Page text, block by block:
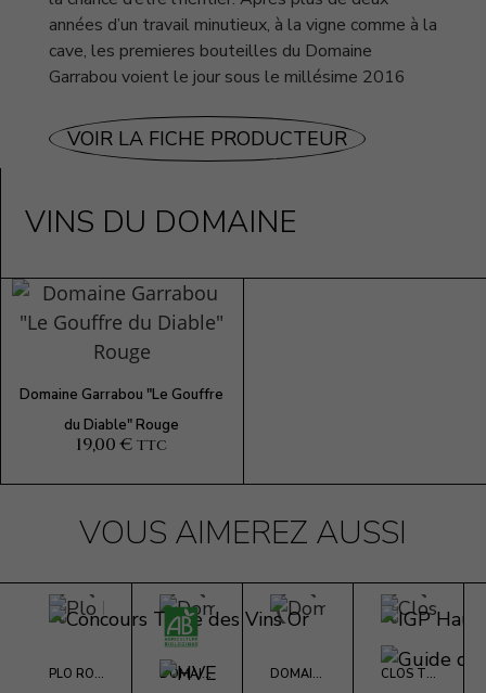
années d’un travail minutieux, à la vigne comme à la
cave, les premieres bouteilles du Domaine
Garrabou voient le jour sous le millésime 2016
VOIR LA FICHE PRODUCTEUR
VINS DU DOMAINE
Domaine Garrabou "Le Gouffre
du Diable" Rouge
19,00 €TTC
VOUS AIMEREZ AUSSI
PLO ROUCARELS DOMAINE LES CASSAGNES DOMAINE BOUCHÉ CLOS TEISSEIRE